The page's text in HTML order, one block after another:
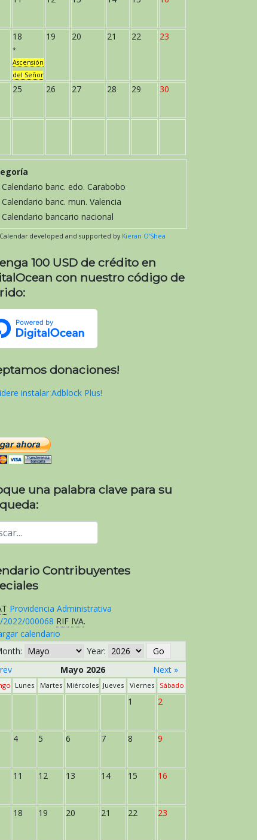
18
*
Ascensión
del Señor
19 20 21 22 23
25 26 27 28 29 30
Calendario banc. edo. Carabobo
Calendario banc. mun. Valencia
Calendario bancario nacional
Calendar developed and supported by Kieran O'Shea
100 USD de crédito en
con nuestro código de
donaciones!
instalar Adblock Plus!
una palabra clave para su
Contribuyentes
Providencia Administrativa
2022/000068 RIF IVA.
calendario
Year:
Mayo 2026 Next »
Lunes Martes Miércoles Jueves Viernes Sábado
1 2
4 5 6 7 8 9
11 12 13 14 15 16
18 19 20 21 22 23